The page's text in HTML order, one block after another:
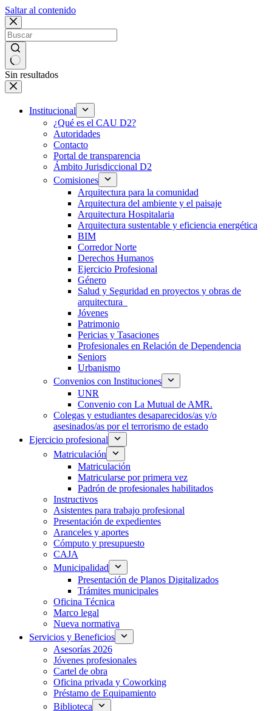
Saltar al contenido
Sin resultados
Institucional
¿Qué es el CAU D2?
Autoridades
Contacto
Portal de transparencia
Ámbito Jurisdiccional D2
Comisiones
Arquitectura para la comunidad
Arquitectura del ambiente y el paisaje
Arquitectura Hospitalaria
Arquitectura sustentable y eficiencia energética
BIM
Corredor Norte
Derechos Humanos
Ejercicio Profesional
Género
Salud y Seguridad en proyectos y obras de
arquitectura
Jóvenes
Patrimonio
Pericias y Tasaciones
Profesionales en Relación de Dependencia
Seniors
Urbanismo
Convenios con Instituciones
UNR
Convenio con La Mutual de AMR.
Colegas y estudiantes desaparecidos/as y/o
asesinados/as por el terrorismo de estado
Ejercicio profesional
Matriculación
Matriculación
Matricularse por primera vez
Padrón de profesionales habilitados
Instructivos
Asistentes para trabajo profesional
Presentación de expedientes
Aranceles y aportes
Cómputo y presupuesto
CAJA
Municipalidad
Presentación de Planos Digitalizados
Trámites municipales
Oficina Técnica
Marco legal
Nueva normativa
Servicios y Beneficios
Asesorías 2026
Jóvenes profesionales
Cartel de obra
Oficina privada y Coworking
Préstamo de Equipamiento
Biblioteca